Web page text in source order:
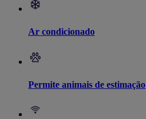
Ar condicionado
Permite animais de estimação